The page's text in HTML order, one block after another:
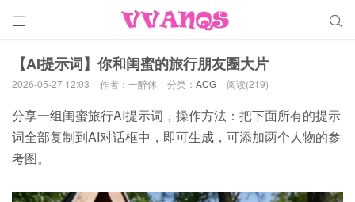
 
【AI提示词】你和闺蜜的旅行朋友圈大片
2026-05-27 12:03 作者：一醉休 分类： ACG 阅读(219)
分享一组闺蜜旅行AI提示词，操作方法：把下面所有的提示
词全部复制到AI对话框中，即可生成，可添加两个人物的参
考图。